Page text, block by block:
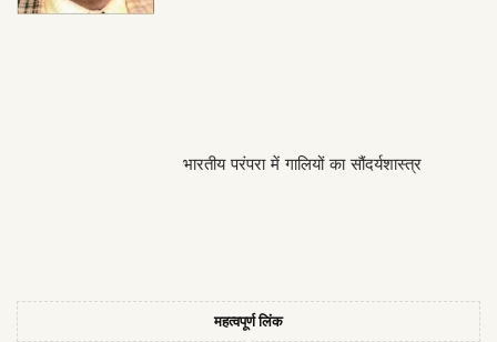
भारतीय परंपरा में गालियों का सौंदर्यशास्त्र
महत्वपूर्ण लिंक